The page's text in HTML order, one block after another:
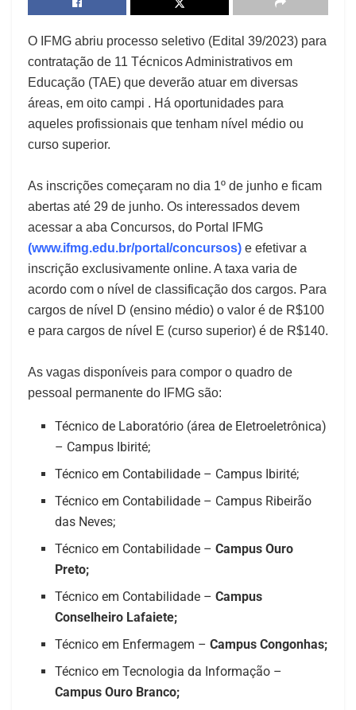
O IFMG abriu processo seletivo (Edital 39/2023) para
contratação de 11 Técnicos Administrativos em
Educação (TAE) que deverão atuar em diversas
áreas, em oito campi . Há oportunidades para
aqueles profissionais que tenham nível médio ou
curso superior.
As inscrições começaram no dia 1º de junho e ficam
abertas até 29 de junho. Os interessados devem
acessar a aba Concursos, do Portal IFMG
(www.ifmg.edu.br/portal/concursos) e efetivar a
inscrição exclusivamente online. A taxa varia de
acordo com o nível de classificação dos cargos. Para
cargos de nível D (ensino médio) o valor é de R$100
e para cargos de nível E (curso superior) é de R$140.
As vagas disponíveis para compor o quadro de
pessoal permanente do IFMG são:
Técnico de Laboratório (área de Eletroeletrônica)
– Campus Ibirité;
Técnico em Contabilidade – Campus Ibirité;
Técnico em Contabilidade – Campus Ribeirão
das Neves;
Técnico em Contabilidade – Campus Ouro
Preto;
Técnico em Contabilidade –Campus
Conselheiro Lafaiete;
Técnico em Enfermagem –Campus Congonhas;
Técnico em Tecnologia da Informação –
Campus Ouro Branco;